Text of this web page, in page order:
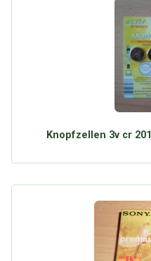
Knopfzellen 3v cr